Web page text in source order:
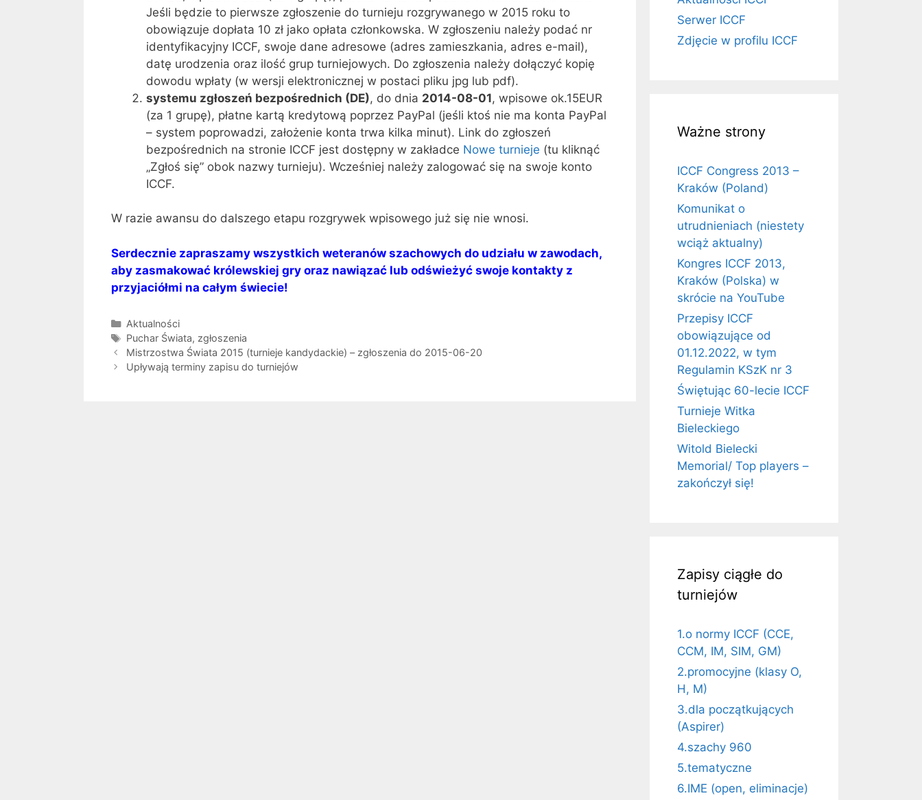
Jeśli będzie to pierwsze zgłoszenie do turnieju rozgrywanego w 2015 roku to
obowiązuje dopłata 10 zł jako opłata członkowska. W zgłoszeniu należy podać nr
identyfikacyjny ICCF, swoje dane adresowe (adres zamieszkania, adres e-mail),
datę urodzenia oraz ilość grup turniejowych. Do zgłoszenia należy dołączyć kopię
dowodu wpłaty (w wersji elektronicznej w postaci pliku jpg lub pdf).
systemu zgłoszeń bezpośrednich (DE), do dnia 2014-08-01, wpisowe ok.15EUR
(za 1 grupę), płatne kartą kredytową poprzez PayPal (jeśli ktoś nie ma konta PayPal
– system poprowadzi, założenie konta trwa kilka minut). Link do zgłoszeń
bezpośrednich na stronie ICCF jest dostępny w zakładce Nowe turnieje (tu kliknąć
„Zgłoś się” obok nazwy turnieju). Wcześniej należy zalogować się na swoje konto
ICCF.
W razie awansu do dalszego etapu rozgrywek wpisowego już się nie wnosi.
Serdecznie zapraszamy wszystkich weteranów szachowych do udziału w zawodach,
aby zasmakować królewskiej gry oraz nawiązać lub odświeżyć swoje kontakty z
przyjaciółmi na całym świecie!
Kategorie
Aktualności
Tagi
Puchar Świata, zgłoszenia
Mistrzostwa Świata 2015 (turnieje kandydackie) – zgłoszenia do 2015-06-20
Upływają terminy zapisu do turniejów
Serwer ICCF
Zdjęcie w profilu ICCF
Ważne strony
ICCF Congress 2013 –
Kraków (Poland)
Komunikat o
utrudnieniach (niestety
wciąż aktualny)
Kongres ICCF 2013,
Kraków (Polska) w
skrócie na YouTube
Przepisy ICCF
obowiązujące od
01.12.2022, w tym
Regulamin KSzK nr 3
Świętując 60-lecie ICCF
Turnieje Witka
Bieleckiego
Witold Bielecki
Memorial/ Top players –
zakończył się!
Zapisy ciągłe do
turniejów
1.o normy ICCF (CCE,
CCM, IM, SIM, GM)
2.promocyjne (klasy O,
H, M)
3.dla początkujących
(Aspirer)
4.szachy 960
5.tematyczne
6.IME (open, eliminacje)